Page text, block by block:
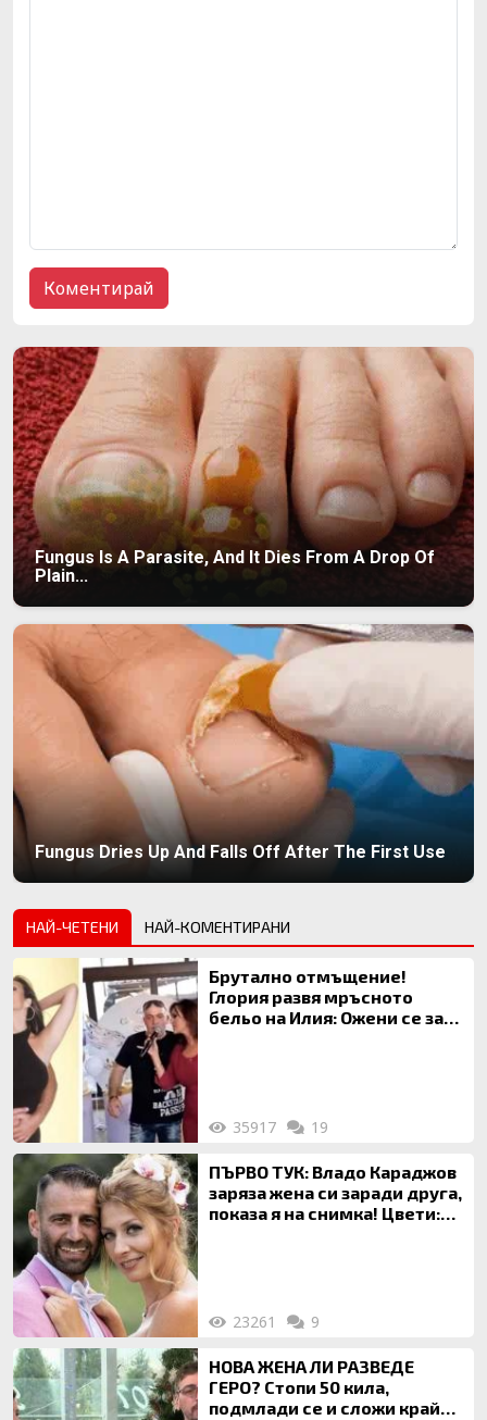
Fungus Is A Parasite, And It Dies From A Drop Of
Plain...
Fungus Dries Up And Falls Off After The First Use
НАЙ-ЧЕТЕНИ НАЙ-КОМЕНТИРАНИ
Брутално отмъщение!
Глория развя мръсното
бельо на Илия: Ожени се за
35917 19
ПЪРВО ТУК: Владо Караджов
заряза жена си заради друга,
показа я на снимка! Цвети:
23261 9
НОВА ЖЕНА ЛИ РАЗВЕДЕ
ГЕРО? Стопи 50 кила,
подмлади се и сложи край